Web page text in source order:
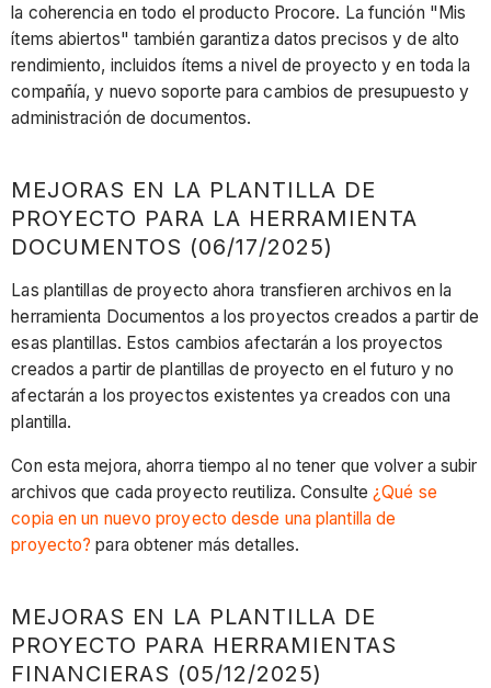
la coherencia en todo el producto Procore. La función "Mis
ítems abiertos" también garantiza datos precisos y de alto
rendimiento, incluidos ítems a nivel de proyecto y en toda la
compañía, y nuevo soporte para cambios de presupuesto y
administración de documentos.
MEJORAS EN LA PLANTILLA DE
PROYECTO PARA LA HERRAMIENTA
DOCUMENTOS (06/17/2025)
Las plantillas de proyecto ahora transfieren archivos en la
herramienta Documentos a los proyectos creados a partir de
esas plantillas. Estos cambios afectarán a los proyectos
creados a partir de plantillas de proyecto en el futuro y no
afectarán a los proyectos existentes ya creados con una
plantilla.
Con esta mejora, ahorra tiempo al no tener que volver a subir
archivos que cada proyecto reutiliza. Consulte¿Qué se
copia en un nuevo proyecto desde una plantilla de
proyecto? para obtener más detalles.
MEJORAS EN LA PLANTILLA DE
PROYECTO PARA HERRAMIENTAS
FINANCIERAS (05/12/2025)